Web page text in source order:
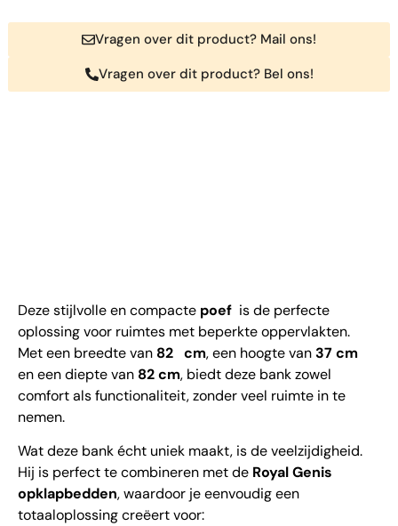
Vragen over dit product? Mail ons!
Vragen over dit product? Bel ons!
Deze stijlvolle en compacte poef is de perfecte
oplossing voor ruimtes met beperkte oppervlakten.
Met een breedte van 82 cm, een hoogte van37 cm
en een diepte van 82 cm, biedt deze bank zowel
comfort als functionaliteit, zonder veel ruimte in te
nemen.
Wat deze bank écht uniek maakt, is de veelzijdigheid.
Hij is perfect te combineren met de Royal Genis
opklapbedden, waardoor je eenvoudig een
totaaloplossing creëert voor: